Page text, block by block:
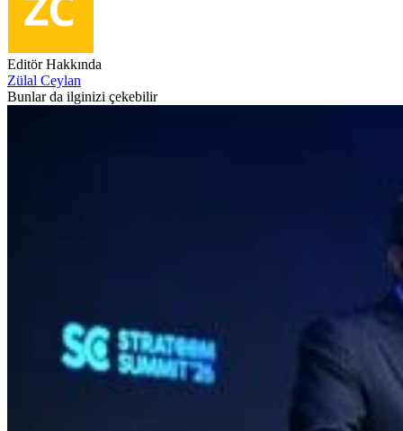
Editör Hakkında
Zülal Ceylan
Bunlar da ilginizi çekebilir